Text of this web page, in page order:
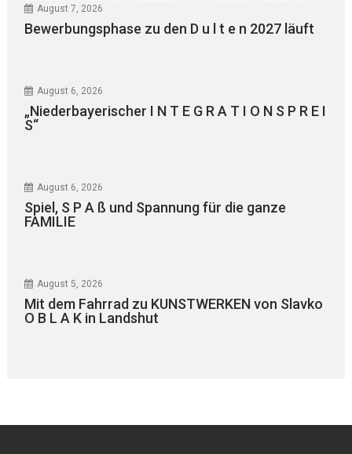
August 7, 2026
Bewerbungsphase zu den D u l t e n 2027 läuft
August 6, 2026
„Niederbayerischer I N T E G R A T I O N S P R E I
S“
August 6, 2026
Spiel, S P A ß und Spannung für die ganze
FAMILIE
August 5, 2026
Mit dem Fahrrad zu KUNSTWERKEN von Slavko
O B L A K in Landshut